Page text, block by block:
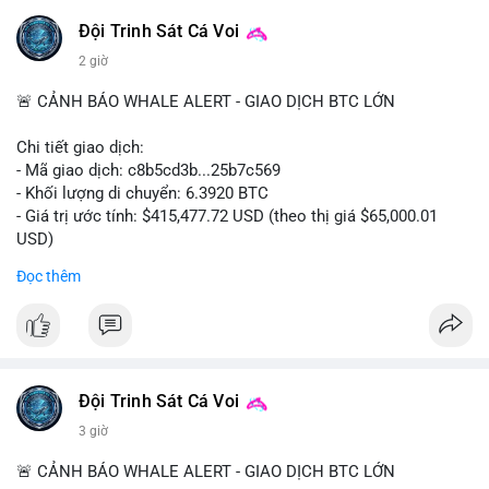
Đội Trinh Sát Cá Voi
2 giờ
🚨 CẢNH BÁO WHALE ALERT - GIAO DỊCH BTC LỚN
Chi tiết giao dịch:
- Mã giao dịch: c8b5cd3b...25b7c569
- Khối lượng di chuyển: 6.3920 BTC
- Giá trị ước tính: $415,477.72 USD (theo thị giá $65,000.01
USD)
nghìn USD được xác nhận trong mempool, mức chuyển động
khả năng là cá voi tái phân bổ tài sản giữa các ví nóng hoặc
chuẩn bị thanh khoản cho chiến lược giao dịch ngắn hạn. Nếu
bán có thể hình thành. Ngược lại, nếu BTC được chuyển sang
Đọc thêm
Đội Trinh Sát Cá Voi
3 giờ
🚨 CẢNH BÁO WHALE ALERT - GIAO DỊCH BTC LỚN